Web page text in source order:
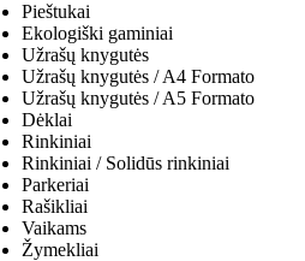
Pieštukai
Ekologiški gaminiai
Užrašų knygutės
Užrašų knygutės / A4 Formato
Užrašų knygutės / A5 Formato
Dėklai
Rinkiniai
Rinkiniai / Solidūs rinkiniai
Parkeriai
Rašikliai
Vaikams
Žymekliai